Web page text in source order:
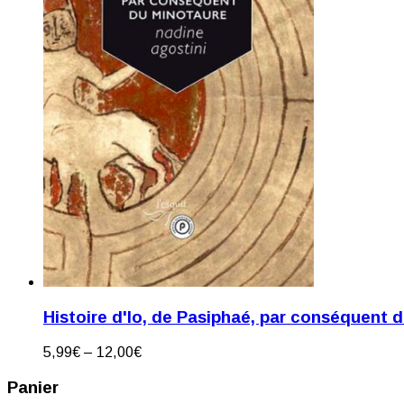
Histoire d'Io, de Pasiphaé, par conséquent
5,99€ – 12,00€
Panier